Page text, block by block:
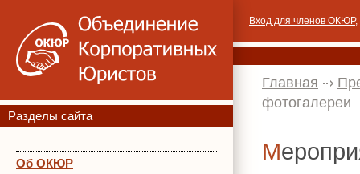
Разделы сайта
Об ОКЮР
Вход для членов ОКЮР,
Главная
фотогалереи